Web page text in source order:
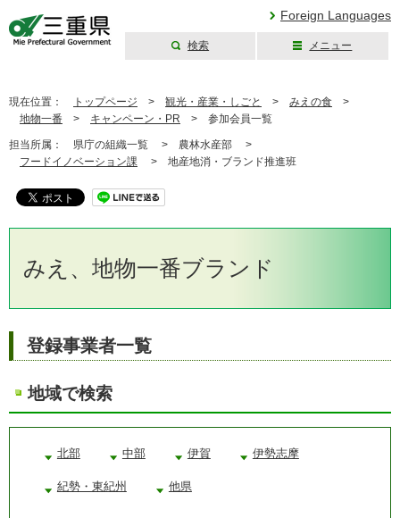
Foreign Languages
検索 メニュー
現在位置： トップページ > 観光・産業・しごと > みえの食 >
地物一番 > キャンペーン・PR > 参加会員一覧
担当所属： 県庁の組織一覧 > 農林水産部 >
フードイノベーション課 > 地産地消・ブランド推進班
みえ、地物一番ブランド
登録事業者一覧
地域で検索
北部 中部 伊賀 伊勢志摩
紀勢・東紀州 他県